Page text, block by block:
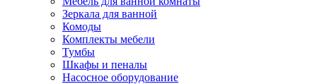
Зеркала для ванной
Комоды
Комплекты мебели
Тумбы
Шкафы и пеналы
Насосное оборудование